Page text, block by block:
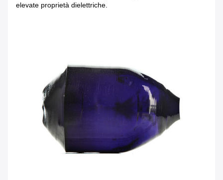
elevate proprietà dielettriche.